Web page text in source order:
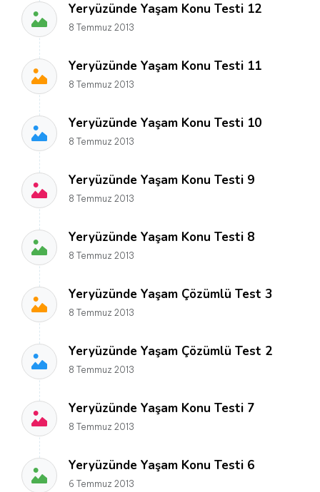
Yeryüzünde Yaşam Konu Testi 12
8 Temmuz 2013
Yeryüzünde Yaşam Konu Testi 11
8 Temmuz 2013
Yeryüzünde Yaşam Konu Testi 10
8 Temmuz 2013
Yeryüzünde Yaşam Konu Testi 9
8 Temmuz 2013
Yeryüzünde Yaşam Konu Testi 8
8 Temmuz 2013
Yeryüzünde Yaşam Çözümlü Test 3
8 Temmuz 2013
Yeryüzünde Yaşam Çözümlü Test 2
8 Temmuz 2013
Yeryüzünde Yaşam Konu Testi 7
8 Temmuz 2013
Yeryüzünde Yaşam Konu Testi 6
6 Temmuz 2013